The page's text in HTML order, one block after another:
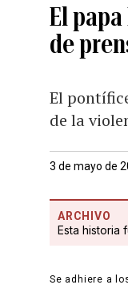
El
de
El
de la
3 de mayo de
ARCHIVO
Esta historia
Se adhiere a